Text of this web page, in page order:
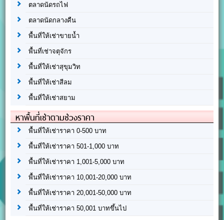
ตลาดนัดรถไฟ
ตลาดนัดกลางคืน
พื้นที่ให้เช่าขายน้ำ
พื้นที่เช่าจตุจักร
พื้นที่ให้เช่าสุขุมวิท
พื้นที่ให้เช่าสีลม
พื้นที่ให้เช่าสยาม
หาพื้นที่เช่าตามช่วงราคา
พื้นที่ให้เช่าราคา 0-500 บาท
พื้นที่ให้เช่าราคา 501-1,000 บาท
พื้นที่ให้เช่าราคา 1,001-5,000 บาท
พื้นที่ให้เช่าราคา 10,001-20,000 บาท
พื้นที่ให้เช่าราคา 20,001-50,000 บาท
พื้นที่ให้เช่าราคา 50,001 บาทขึ้นไป